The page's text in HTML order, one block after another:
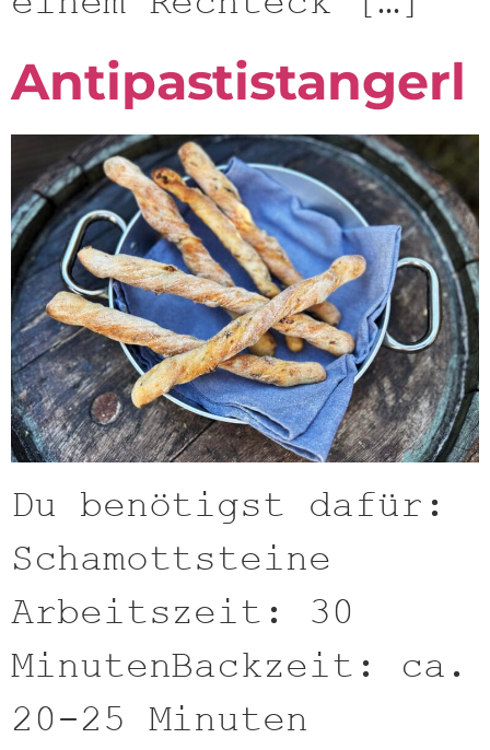
Antipastistangerl
Du benötigst dafür:
Schamottsteine
Arbeitszeit: 30
MinutenBackzeit: ca.
20-25 Minuten